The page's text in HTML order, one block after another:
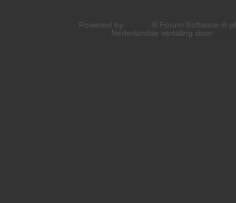
Powered by
® Forum Software ©
Nederlandse vertaling door